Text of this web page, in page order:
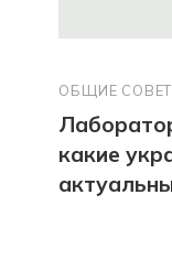
ОБЩИЕ
какие